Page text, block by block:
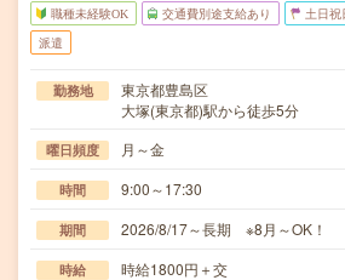
職種未経験OK 交通費別途支給あり 土日祝
派遣
勤務地
東京都豊島区
大塚(東京都)駅から徒歩5分
曜日頻度 月～金
時間 9:00～17:30
期間 2026/8/17～長期 ※8月～OK！
時給 時給1800円＋交